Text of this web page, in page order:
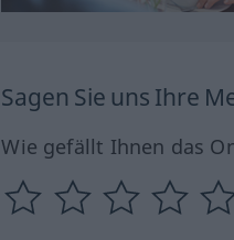
Sagen Sie uns Ihre
Wie gefällt Ihnen das